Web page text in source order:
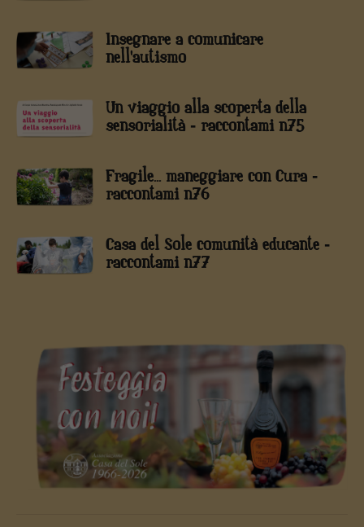
Insegnare a comunicare
nell'autismo
Un viaggio alla scoperta della
sensorialità - raccontami n75
Fragile... maneggiare con Cura -
raccontami n76
Casa del Sole comunità educante -
raccontami n77